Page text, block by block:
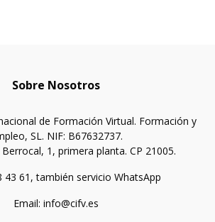
Sobre Nosotros
de Formación Virtual. Formación y
SL. NIF: B67632737.
Berrocal, 1, primera planta. CP 21005.
43 61, también servicio WhatsApp
Email: info@cifv.es